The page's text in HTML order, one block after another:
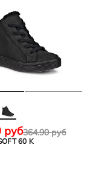
60 K
364.90 руб
руб